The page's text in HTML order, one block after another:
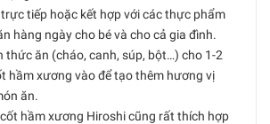
tiếp hoặc kết hợp với các thực phẩm
hàng ngày cho bé và cho cả gia đình.
thức ăn (cháo, canh, súp, bột…) cho 1-2
hầm xương vào để tạo thêm hương vị
ăn.
hầm xương Hiroshi cũng rất thích hợp